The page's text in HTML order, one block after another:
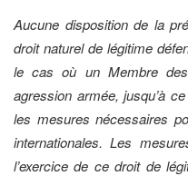
Aucune disposition de la
droit naturel de légitime
le cas où un Membre des
agression armée, jusqu’à
les mesures nécessaires
internationales. Les
l’exercice de ce droit de